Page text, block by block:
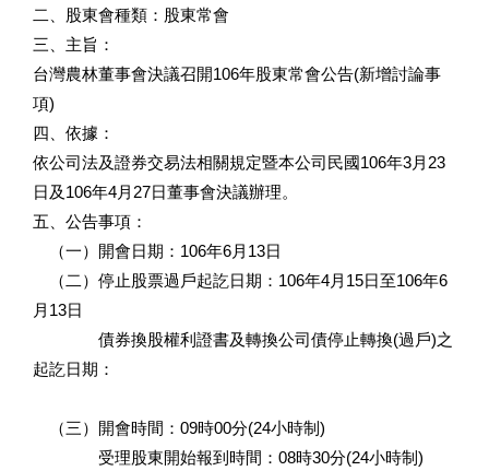
二、股東會種類：股東常會
三、主旨：
台灣農林董事會決議召開106年股東常會公告(新增討論事
項)
四、依據：
依公司法及證券交易法相關規定暨本公司民國106年3月23
日及106年4月27日董事會決議辦理。
五、公告事項：
（一）開會日期：106年6月13日
（二）停止股票過戶起訖日期：106年4月15日至106年6
月13日
債券換股權利證書及轉換公司債停止轉換(過戶)之
起訖日期：
（三）開會時間：09時00分(24小時制)
受理股東開始報到時間：08時30分(24小時制)